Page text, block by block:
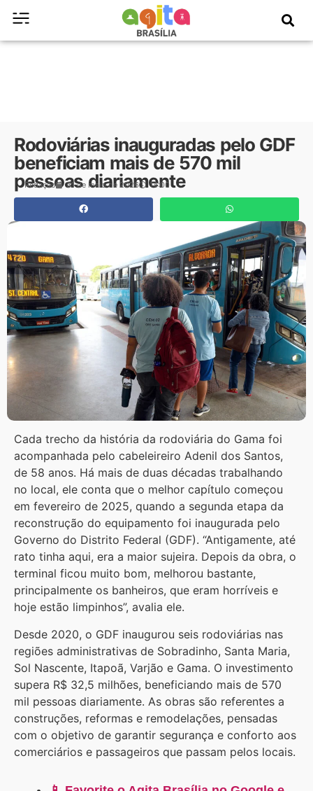
Rodoviárias inauguradas pelo GDF
beneficiam mais de 570 mil
pessoas diariamente
Redação 31 de maio de 2026 14:00
Cada trecho da história da rodoviária do Gama foi
acompanhada pelo cabeleireiro Adenil dos Santos,
de 58 anos. Há mais de duas décadas trabalhando
no local, ele conta que o melhor capítulo começou
em fevereiro de 2025, quando a segunda etapa da
reconstrução do equipamento foi inaugurada pelo
Governo do Distrito Federal (GDF). “Antigamente, até
rato tinha aqui, era a maior sujeira. Depois da obra, o
terminal ficou muito bom, melhorou bastante,
principalmente os banheiros, que eram horríveis e
hoje estão limpinhos”, avalia ele.
Desde 2020, o GDF inaugurou seis rodoviárias nas
regiões administrativas de Sobradinho, Santa Maria,
Sol Nascente, Itapoã, Varjão e Gama. O investimento
supera R$ 32,5 milhões, beneficiando mais de 570
mil pessoas diariamente. As obras são referentes a
construções, reformas e remodelações, pensadas
com o objetivo de garantir segurança e conforto aos
comerciários e passageiros que passam pelos locais.